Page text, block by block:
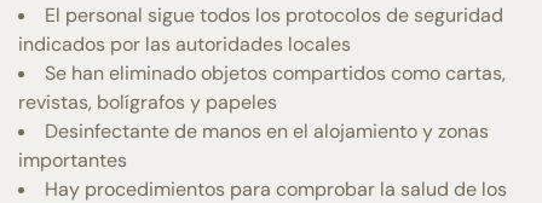
El personal sigue todos los protocolos de seguridad
indicados por las autoridades locales
Se han eliminado objetos compartidos como cartas,
revistas, bolígrafos y papeles
Desinfectante de manos en el alojamiento y zonas
importantes
Hay procedimientos para comprobar la salud de los